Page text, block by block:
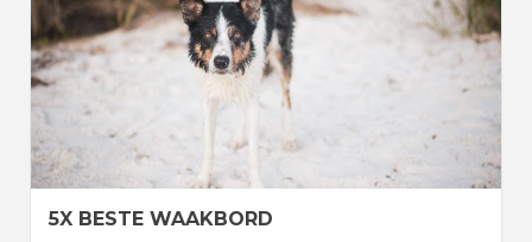
5X BESTE WAAKBORD